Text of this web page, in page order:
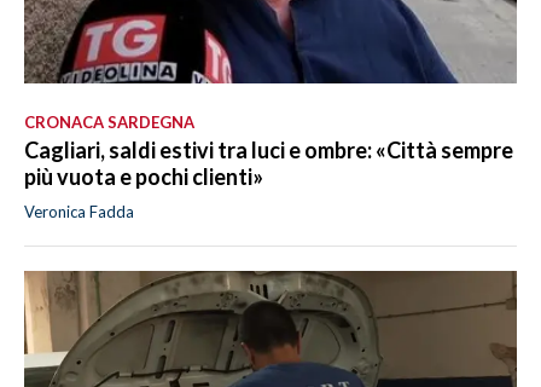
CRONACA SARDEGNA
Cagliari, saldi estivi tra luci e ombre: «Città sempre
più vuota e pochi clienti»
Veronica Fadda